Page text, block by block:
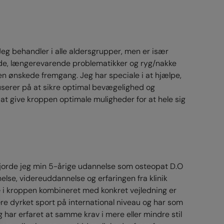
behandler i alle aldersgrupper, men er især
længerevarende problematikker og ryg/nakke
ønskede fremgang. Jeg har speciale i at hjælpe,
på at sikre optimal bevægelighed og
give kroppen optimale muligheder for at hele sig
jeg min 5-årige udannelse som osteopat D.O
videreuddannelse og erfaringen fra klinik
kroppen kombineret med konkret vejledning er
dyrket sport på international niveau og har som
erfaret at samme krav i mere eller mindre stil